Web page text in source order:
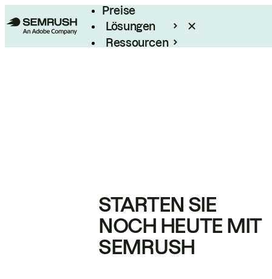
Preise
Lösungen
Ressourcen
STARTEN SIE
NOCH HEUTE MIT
SEMRUSH